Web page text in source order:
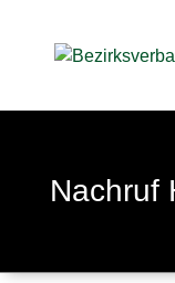
Nach­ruf